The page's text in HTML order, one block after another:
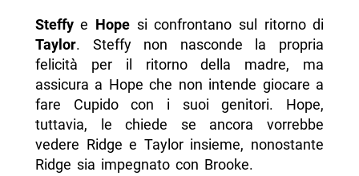
Steffye Hope si confrontano sul ritorno di
Taylor. Steffy non nasconde la propria
felicità per il ritorno della madre, ma
assicura a Hope che non intende giocare a
fare Cupido con i suoi genitori. Hope,
tuttavia, le chiede se ancora vorrebbe
vedere Ridge e Taylor insieme, nonostante
Ridge sia impegnato con Brooke.